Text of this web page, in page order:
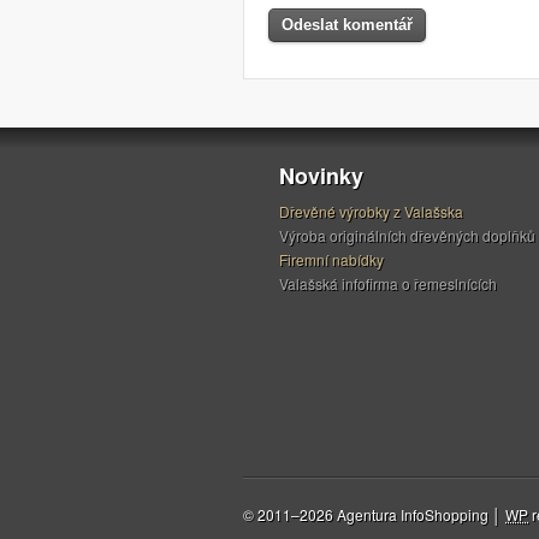
Novinky
Dřevěné výrobky z Valašska
Výroba originálních dřevěných
Firemní nabídky
Valašská infofirma o řemeslnících
© 2011–2026 Agentura InfoShopping │ WP